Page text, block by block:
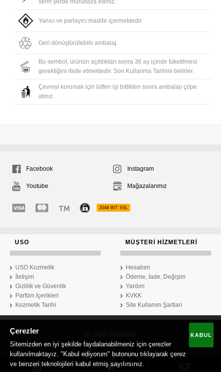
serin yerde muhafaza ediniz.
Yanıcı ve parlayıcı madde içermektedir.
Geri dönüştürülebilir ambalaj.
Bu sembol, ürünün açıldıktan sonra 36 ay içinde tüketilmesi
gerektiğini ifade etmektedir. Son Kullanma Tarihini belirler.
Çevreyi korumak için lütfen işi bittikten sonra ambalajı çöpe
atınız.
Facebook Instagram
Youtube Mağazalarımız
2048 BIT SSL
USO
USO Kozmetik
İletişim
Gizlilik ve Güvenlik
Parfüm İçerikleri
Kozmetik Tarihi
MÜŞTERI HIZMETLERI
Hesabım
Ödeme, İade, Değişim
Yardım
KVKK
Site Kullanım Şartları
KABUL
Çerezler
Sitemizden en iyi şekilde faydalanabilmeniz için çerezler
kullanılmaktayız. "Kabul ediyorum" butonunu tıklayarak çerez
ve benzeri teknolojileri kabul etmiş sayılırsınız.